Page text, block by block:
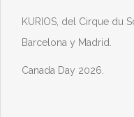
KURIOS, del Cirque du
Barcelona y Madrid.
Canada Day 2026.